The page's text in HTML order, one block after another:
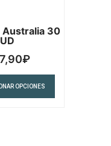
Australia 30
₽
OPCIONES